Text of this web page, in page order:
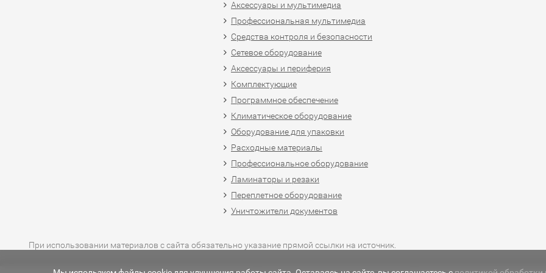
Аксессуары и мультимедиа
Профессиональная мультимедиа
Средства контроля и безопасности
Сетевое оборудование
Аксессуары и периферия
Комплектующие
Программное обеспечение
Климатическое оборудование
Оборудование для упаковки
Расходные материалы
Профессиональное оборудование
Ламинаторы и резаки
Переплетное оборудование
Уничтожители документов
При использовании материалов с сайта обязательно указание прямой ссылки на источник.